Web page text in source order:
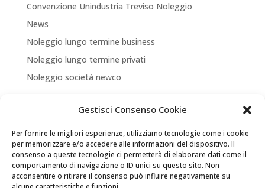
Gestisci Consenso Cookie
Per fornire le migliori esperienze, utilizziamo tecnologie come i cookie
per memorizzare e/o accedere alle informazioni del dispositivo. Il
consenso a queste tecnologie ci permetterà di elaborare dati come il
comportamento di navigazione o ID unici su questo sito. Non
acconsentire o ritirare il consenso può influire negativamente su
Convenzione Unindustria Treviso Noleggio
News
Noleggio lungo termine business
Noleggio lungo termine privati
Noleggio società newco
Articoli recenti
ASSICURA LA TUA MOBILITA’
NEW LOCATION + NEW PARTNERSHIP
Convenzione Soci di UNINDUSTRIA PADOVA TREVISO